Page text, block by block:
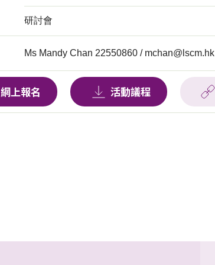
研討會
Ms Mandy Chan 22550860 / mchan@lscm.hk
網上報名 活動議程